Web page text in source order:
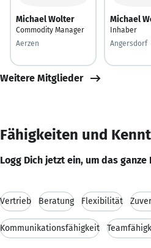
Michael Wolter
Commodity Manager
Aerzen
Michael
Inhaber
Angersdorf
Weitere Mitglieder
Fähigkeiten und
Logg Dich jetzt ein, um das
Vertrieb Beratung Flexibilität
Kommunikationsfähigkeit